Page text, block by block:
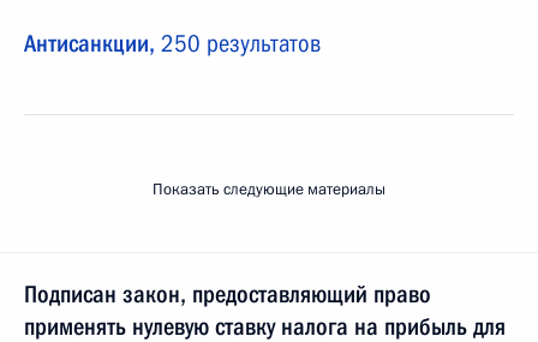
Антисанкции, 250 результатов
Показать следующие материалы
Подписан закон, предоставляющий право
применять нулевую ставку налога на прибыль для